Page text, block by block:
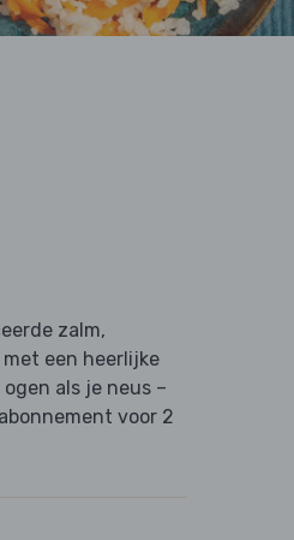
zalm,
een heerlijke
als je neus –
voor 2